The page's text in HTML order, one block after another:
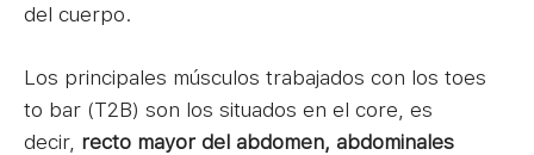
del cuerpo.
Los principales músculos trabajados con los toes
to bar (T2B) son los situados en el core, es
decir, recto mayor del abdomen, abdominales